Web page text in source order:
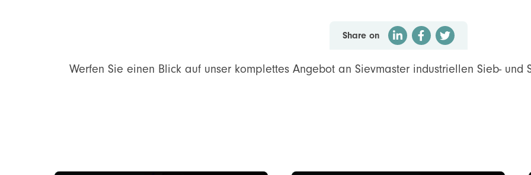
Share on
Werfen Sie einen Blick auf unser komplettes Angebot an Sievmaster industriellen Sieb- und